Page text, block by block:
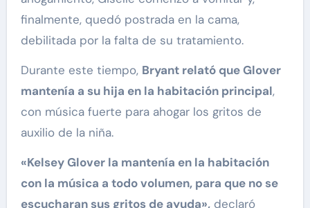
finalmente, quedó postrada en la cama,
debilitada por la falta de su tratamiento.
Durante este tiempo, Bryant relató que Glover
mantenía a su hija en la habitación principal,
con música fuerte para ahogar los gritos de
auxilio de la niña.
«Kelsey Glover la mantenía en la habitación
con la música a todo volumen, para que no se
escucharan sus gritos de ayuda»,declaró